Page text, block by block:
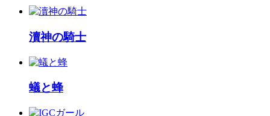
瀆神の騎士
蟻と蜂